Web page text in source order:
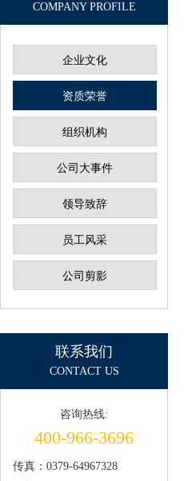
COMPANY PROFILE
企业文化
资质荣誉
组织机构
公司大事件
领导致辞
员工风采
公司剪影
联系我们
CONTACT US
咨询热线:
400-966-3696
传真：0379-64967328